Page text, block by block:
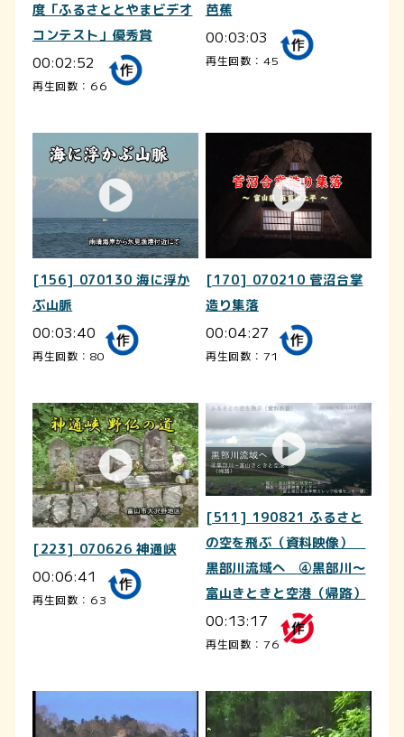
度「ふるさととやまビデオ
コンテスト」優秀賞
00:02:52
再生回数：66
芭蕉
00:03:03
再生回数：45
[156] 070130 海に浮か
ぶ山脈
00:03:40
再生回数：80
[170] 070210 菅沼合掌
造り集落
00:04:27
再生回数：71
[223] 070626 神通峡
00:06:41
再生回数：63
[511] 190821 ふるさと
の空を飛ぶ（資料映像）
黒部川流域へ ④黒部川～
富山きときと空港（帰路）
00:13:17
再生回数：76